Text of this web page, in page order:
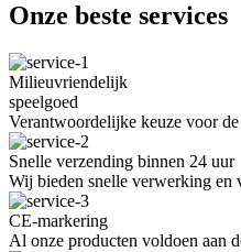
Onze beste services
Milieuvriendelijk
speelgoed
Verantwoordelijke keuze voor
Snelle verzending binnen 24 uur
Wij bieden snelle verwerking en
CE-markering
Al onze producten voldoen aan